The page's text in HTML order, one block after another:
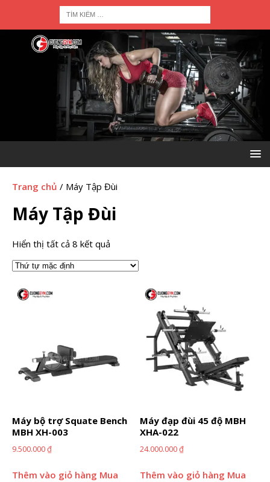
Trang chủ / Máy Tập Đùi
Máy Tập Đùi
Hiển thị tất cả 8 kết quả
Máy bộ trợ Squate Bench
MBH XH-003
9.500.000₫
Thêm vào giỏ hàng Mua
Máy đạp đùi 45 độ MBH
XHA-022
24.000.000₫
Thêm vào giỏ hàng Mua